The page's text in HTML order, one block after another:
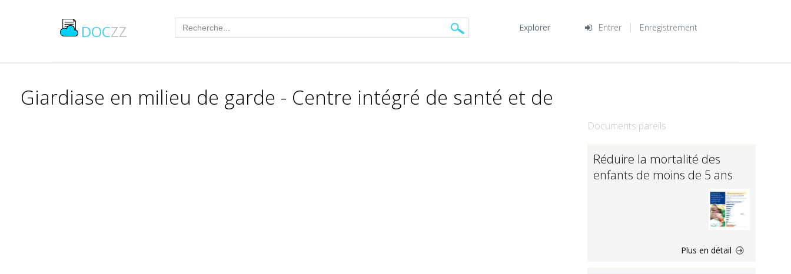
DOCZZ Entrer Enregistrement
Explorer
Giardiase en milieu de garde - Centre intégré de santé et de
Documents pareils
Réduire la mortalité des
enfants de moins de 5 ans
Plus en détail